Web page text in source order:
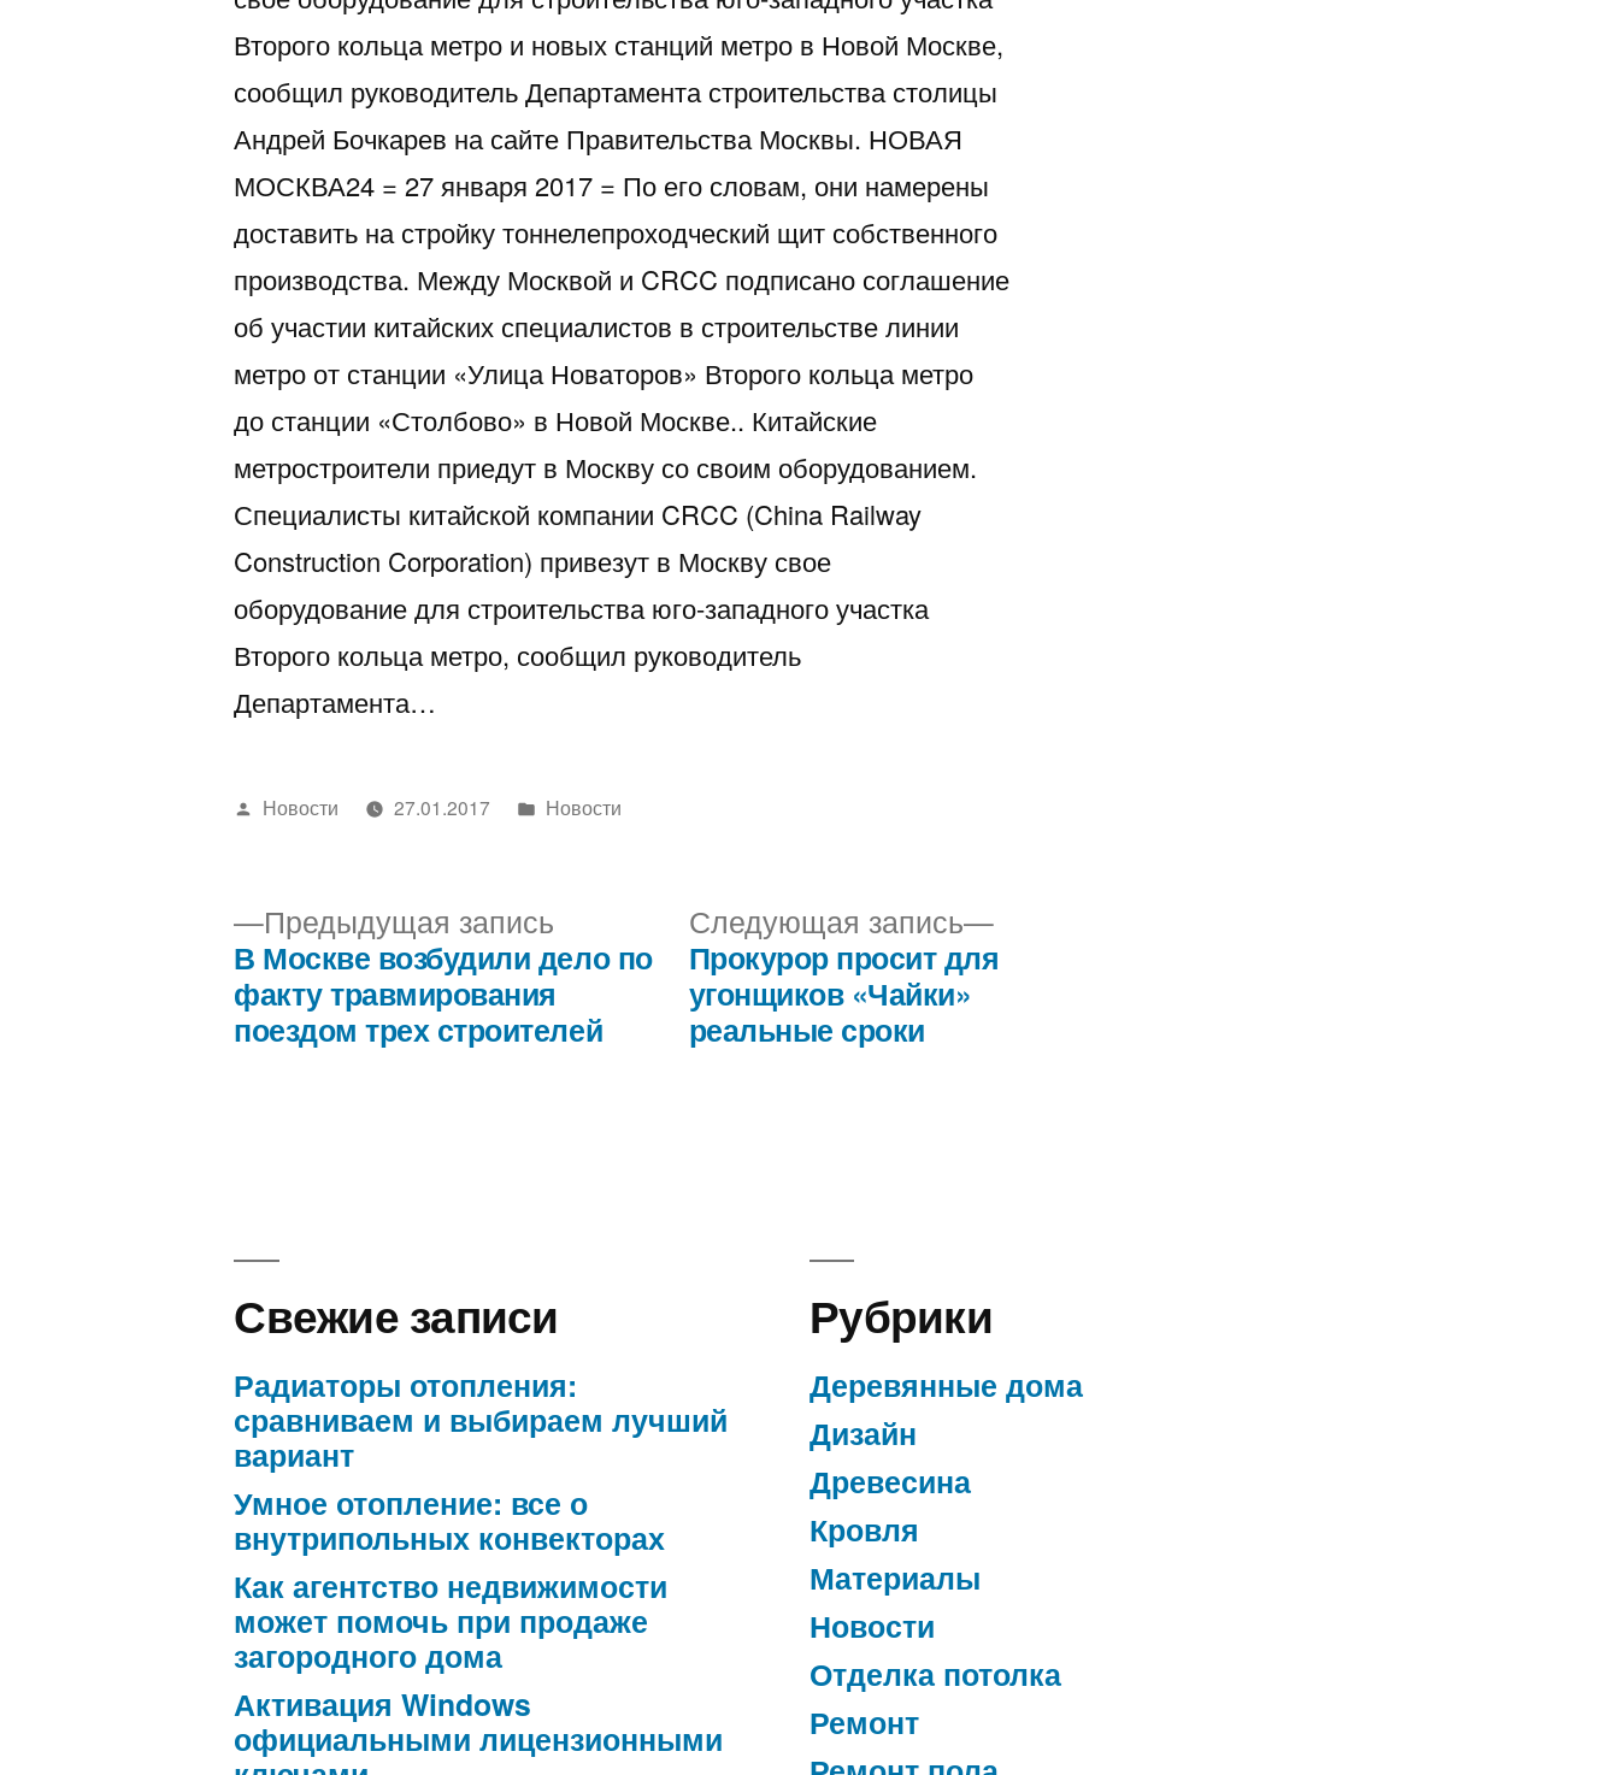
Второго кольца метро и новых станций метро в Новой Москве,
сообщил руководитель Департамента строительства столицы
Андрей Бочкарев на сайте Правительства Москвы. НОВАЯ
МОСКВА24 = 27 января 2017 = По его словам, они намерены
доставить на стройку тоннелепроходческий щит собственного
производства. Между Москвой и CRCC подписано соглашение
об участии китайских специалистов в строительстве линии
метро от станции «Улица Новаторов» Второго кольца метро
до станции «Столбово» в Новой Москве.. Китайские
метростроители приедут в Москву со своим оборудованием.
Специалисты китайской компании CRCC (China Railway
Construction Corporation) привезут в Москву свое
оборудование для строительства юго-западного участка
Второго кольца метро, сообщил руководитель
Департамента…
Написано
Новости 27.01.2017
Написано
Новости
Навигация
Предыдущая запись Предыдущая
запись:
В Москве возбудили дело по
факту травмирования
поездом трех строителей
Следующая запись
Следующая
запись:
Прокурор просит для
угонщиков «Чайки»
реальные сроки
Свежие записи
Радиаторы отопления:
сравниваем и выбираем лучший
вариант
Умное отопление: все о
внутрипольных конвекторах
Как агентство недвижимости
может помочь при продаже
загородного дома
Активация Windows
официальными лицензионными
Рубрики
Деревянные дома
Дизайн
Древесина
Кровля
Материалы
Новости
Отделка потолка
Ремонт